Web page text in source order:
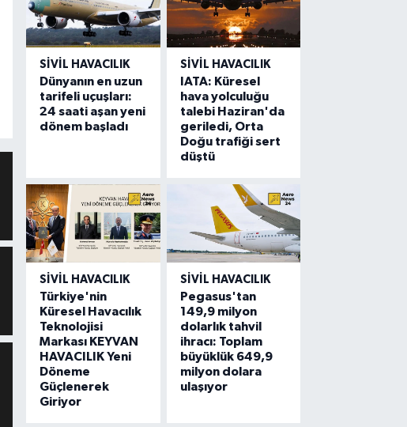
SIVIL HAVACILIK
Dünyanın en uzun
tarifeli uçuşları:
24 saati aşan yeni
dönem başladı
SIVIL HAVACILIK
IATA: Küresel
hava yolculuğu
talebi Haziran'da
geriledi, Orta
Doğu trafiği sert
düştü
SIVIL HAVACILIK
Türkiye'nin
Küresel Havacılık
Teknolojisi
Markası KEYVAN
HAVACILIK Yeni
Döneme
Güçlenerek
Giriyor
SIVIL HAVACILIK
Pegasus'tan
149,9 milyon
dolarlık tahvil
ihracı: Toplam
büyüklük 649,9
milyon dolara
ulaşıyor